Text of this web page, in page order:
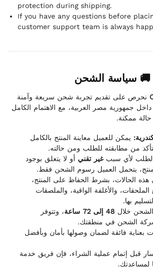
protection during shipping.
If you have any questions before
customer support team is always
🚚 سياسة الشحن
نحرص على تقديم تجربة شحن سريعة وآمنة
داخل جمهورية مصر العربية، مع الاهتمام الكامل
ممكنة.
يمكن للعميل معاينة المنتج بالكامل
من مطابقته للطلب ومن حالته.
الطلب لأي سببغير تقني أو لا يتعلق بوجود
يتحمل العميل رسوم الشحن فقط.
هذه الحالات، بشرط الحفاظ على المنتج،
الملحقات، والأغلفة الواقية، والملصقات
بها.
خلال 48 إلى 72 ساعة
، وتتوفر
شركة الشحن في منطقتك.
بعناية فائقة لضمان وصولها بأمان وبأفضل
قبل إتمام عملية الشراء، فإن فريق خدمة
لمساعدتك.